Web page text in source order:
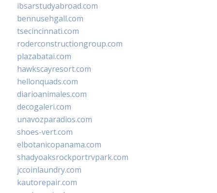
ibsarstudyabroad.com
bennusehgall.com
tsecincinnati.com
roderconstructiongroup.com
plazabatai.com
hawkscayresort.com
hellonquads.com
diarioanimales.com
decogaleri.com
unavozparadios.com
shoes-vert.com
elbotanicopanama.com
shadyoaksrockportrvpark.com
jccoinlaundry.com
kautorepair.com